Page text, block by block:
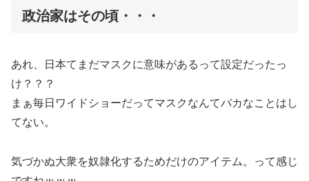
政治家はその頃・・・
あれ、日本てまだマスクに意味があるって設定だったっ
け？？？
まぁ毎日ワイドショーだってマスクなんてバカなことはし
てない。
気づかぬ大衆を奴隷化するためだけのアイテム。って感じ